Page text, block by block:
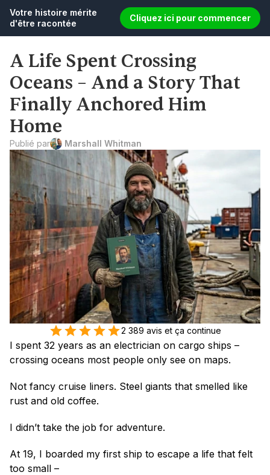
Votre histoire mérite
d'être racontée
Cliquez ici pour commencer
A Life Spent Crossing
Oceans – And a Story That
Finally Anchored Him
Home
Publié par Marshall Whitman
2 389 avis et ça continue
I spent 32 years as an electrician on cargo ships –
crossing oceans most people only see on maps.
Not fancy cruise liners. Steel giants that smelled like
rust and old coffee.
I didn’t take the job for adventure.
At 19, I boarded my first ship to escape a life that felt
too small –